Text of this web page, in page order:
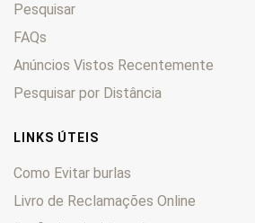
FXEF
FXR 0
FXRS
FXS 0
FXST 0
FXSTB 0
Pesquisar
FAQs
Anúncios Vistos Recentemente
Pesquisar por Distância
LINKS ÚTEIS
Como Evitar burlas
Livro de Reclamações Online